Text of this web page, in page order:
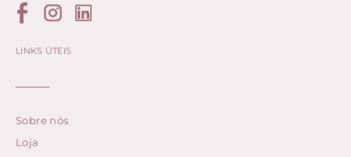
LINKS ÚTEIS
Sobre nós
Loja